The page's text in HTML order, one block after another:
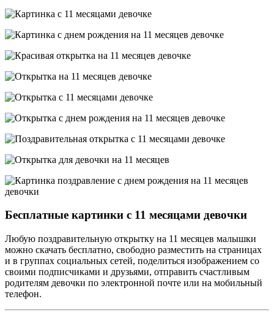
Бесплатные картинки с 11 месяцами девочки
Любую поздравительную открытку на 11 месяцев малышки
можно скачать бесплатно, свободно разместить на страницах
и в группах социальных сетей, поделиться изображением со
своими подписчиками и друзьями, отправить счастливым
родителям девочки по электронной почте или на мобильный
телефон.